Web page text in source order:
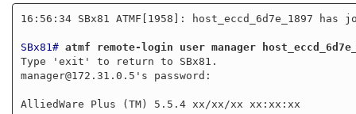
16:56:34 SBx81 ATMF[1958]: host_eccd_6d7e_1897
SBx81# atmf remote-login user manager
Type 'exit' to return to SBx81.
manager@172.31.0.5's password:
AlliedWare Plus (TM) 5.5.4 xx/xx/xx xx:xx:xx